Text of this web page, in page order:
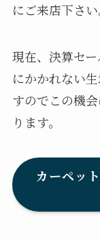
にご来店下さい
現在、決算セ
にかかれない
すのでこの機
ります。
カーペッ